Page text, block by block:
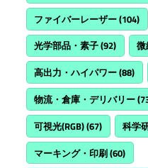
ファイバーレーザー(104)
光学部品・素子(92)
高出力・ハイパワー(88)
物流・倉庫・デリバリー
可視光(RGB)(67) 科学
マーキング・印刷(60)